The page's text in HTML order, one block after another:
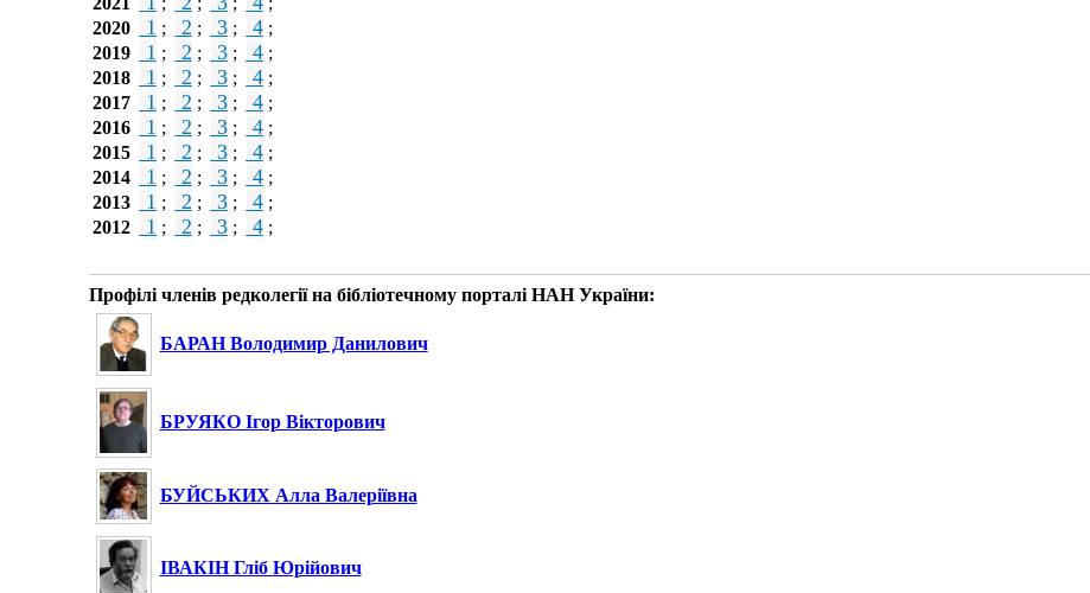
2020
1 ; 2 ; 3; 4;
2019
1 ; 2 ; 3; 4;
2018
1 ; 2 ; 3; 4;
2017
1 ; 2 ; 3; 4;
2016
1 ; 2 ; 3; 4;
2015
1 ; 2 ; 3; 4;
2014
1 ; 2 ; 3; 4;
2013
1 ; 2 ; 3; 4;
2012
1 ; 2 ; 3; 4;
Профілі членів редколегії на бібліотечному порталі НАН України:
БАРАН Володимир Данилович
БРУЯКО Ігор Вікторович
БУЙСЬКИХ Алла Валеріївна
ІВАКІН Гліб Юрійович